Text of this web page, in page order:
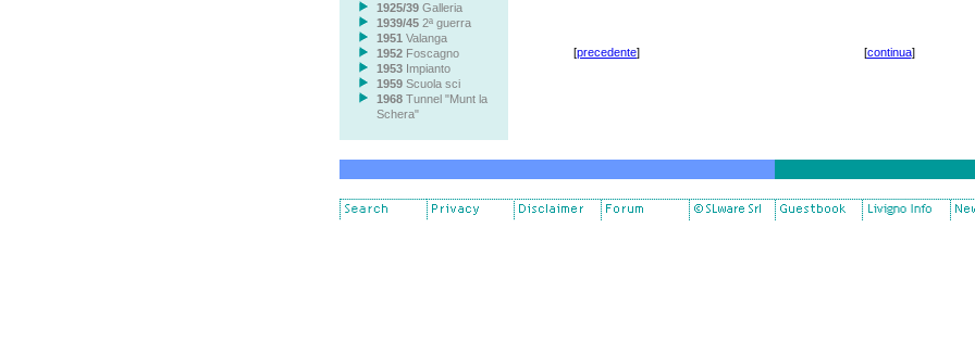
1925/39Galleria
1939/452ª guerra
1951 Valanga
1952Foscagno
1953Impianto
1959Scuola sci
1968Tunnel "Munt la
Schera"
[precedente] [continua]